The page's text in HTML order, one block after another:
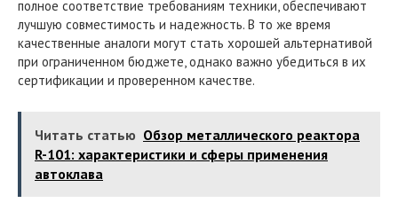
полное соответствие требованиям техники, обеспечивают
лучшую совместимость и надежность. В то же время
качественные аналоги могут стать хорошей альтернативой
при ограниченном бюджете, однако важно убедиться в их
сертификации и проверенном качестве.
Читать статью Обзор металлического реактора
R-101: характеристики и сферы применения
автоклава